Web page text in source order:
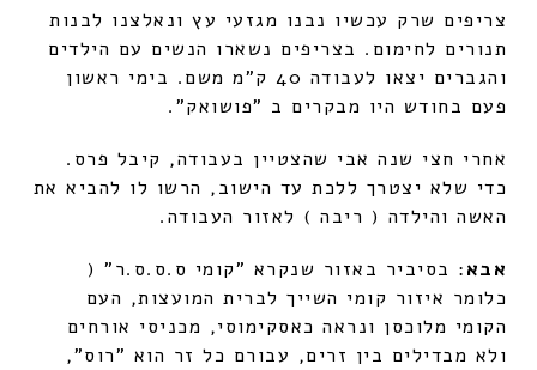
צריפים שרק עכשיו נבנו מגזעי עץ ונאלצנו לבנות
תנורים לחימום. בצריפים נשארו הנשים עם הילדים
והגברים יצאו לעבודה 40 ק"מ משם. בימי ראשון
פעם בחודש היו מבקרים ב "פושואק".
אחרי חצי שנה אבי שהצטיין בעבודה, קיבל פרס.
כדי שלא יצטרך ללכת עד הישוב, הרשו לו להביא את
האשה והילדה ( ריבה ) לאזור העבודה.
אבא: בסיביר באזור שנקרא "קומי ס.ס.ס.ר" (
כלומר איזור קומי השייך לברית המועצות, העם
הקומי מלוכסן ונראה כאסקימוסי, מכניסי אורחים
ולא מבדילים בין זרים, עבורם כל זר הוא "רוס",